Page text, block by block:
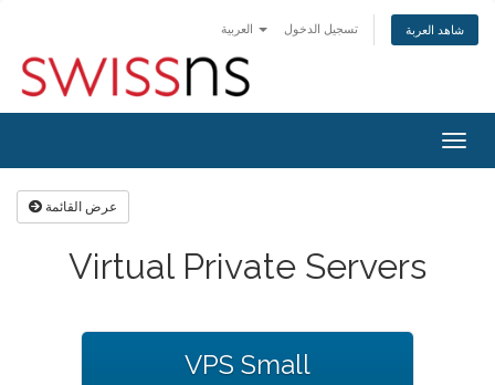
تسجيل الدخول شاهد العربة
عرض القائمة
Virtual Private Servers
VPS Small